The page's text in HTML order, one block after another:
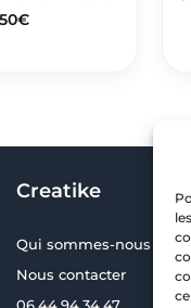
€
Creatike
Qui sommes-nous ?
Nous contacter
06.44.94.34.47